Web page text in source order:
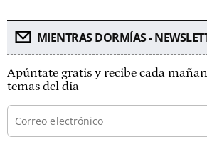
MIENTRAS DORMÍAS -
Apúntate gratis y recibe cada
temas del día